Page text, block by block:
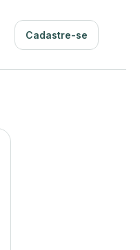
Cadastre-se